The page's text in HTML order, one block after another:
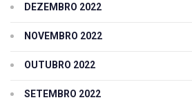
DEZEMBRO 2022
NOVEMBRO 2022
OUTUBRO 2022
SETEMBRO 2022